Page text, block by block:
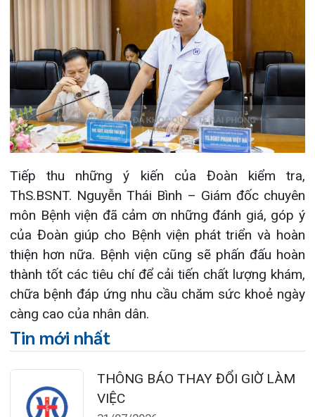
Tin mới nhất
THÔNG BÁO THAY ĐỔI GIỜ LÀM
VIỆC
31/07/2026
TRẢI NGHIỆM Y TẾ CHUẨN QUỐC
TẾ CHẠM ĐẾN TRÁI TI...
BỆNH VIỆN ĐA KHOA QUỐC TẾ
HẢI PHÒNG THÔNG BÁO T...
27/07/2026
CẢNH BÁO: TỰ Ý SỬ DỤNG
THUỐC NAM, THUỐC BẮC KHÔ...
24/07/2026
TỔNG QUAN VỀ BỆNH LÝ THOÁI
HÓA KHỚP VÀ CƠ SỞ SI...
23/07/2026